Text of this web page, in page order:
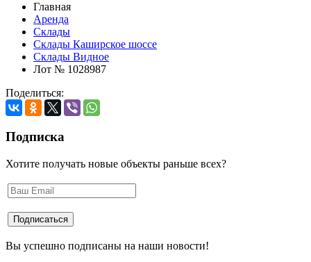
Главная
Аренда
Склады
Склады Каширское шоссе
Склады Видное
Лот № 1028987
Поделиться:
Подписка
Хотите получать новые объекты раньше всех?
Вы успешно подписаны на наши новости!